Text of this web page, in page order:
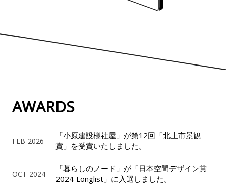
AWARDS
FEB 2026
「小原建設様社屋」が第12回「北上市景観
賞」を受賞いたしました。
OCT 2024
「暮らしのノード」が「日本空間デザイン賞
2024 Longlist」に入選しました。